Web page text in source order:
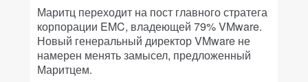
Маритц переходит на пост главного стратега
корпорации EMC, владеющей 79% VMware.
Новый генеральный директор VMware не
намерен менять замысел, предложенный
Маритцем.